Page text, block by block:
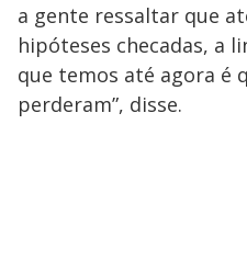
a gente ressaltar que
hipóteses checadas, a
que temos até agora é
perderam”, disse.